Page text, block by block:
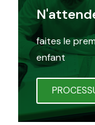
faites le
enfant